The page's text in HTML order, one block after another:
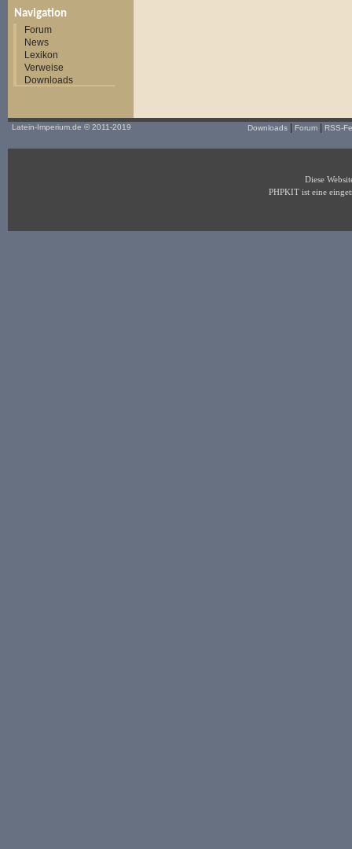
Navigation
Forum
News
Lexikon
Verweise
Downloads
Latein-Imperium.de © 2011-2019 Downloads Forum RSS-
Diese
PHPKIT ist eine